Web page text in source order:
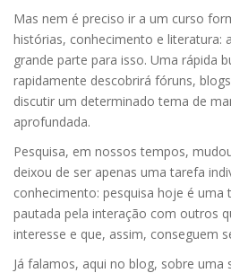
Mas nem é preciso ir a um curso
histórias, conhecimento e literatura:
grande parte para isso. Uma rápida
rapidamente descobrirá fóruns,
discutir um determinado tema de
aprofundada.
Pesquisa, em nossos tempos,
deixou de ser apenas uma tarefa
conhecimento: pesquisa hoje é uma
pautada pela interação com outros
interesse e que, assim, conseguem
Já falamos, aqui no blog, sobre uma